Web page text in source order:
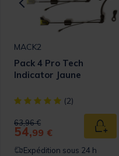
Rating
panier
MACK2
Pack 4 Pro Tech
Indicator Jaune
[object Object] out of 5
(2)
Price reduced from
63,96 €to
54,99 €
Expédition sous 24 h